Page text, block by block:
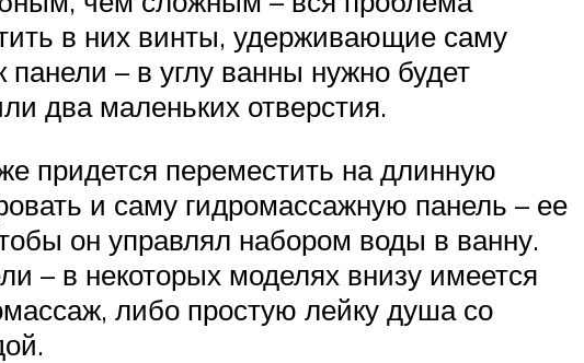
в них винты, удерживающие саму
– в углу ванны нужно будет
два маленьких отверстия.
придется переместить на длинную
и саму гидромассажную панель – ее
он управлял набором воды в ванну.
– в некоторых моделях внизу имеется
либо простую лейку душа со